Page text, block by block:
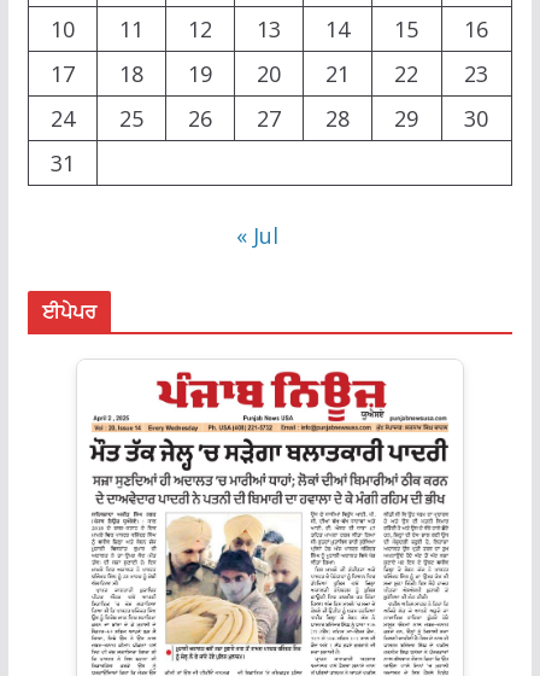
10
11 12 13 14 15
16
17
18 19 20 21 22
23
24
25 26 27 28 29
30
31
« Jul
ਈਪੇਪਰ